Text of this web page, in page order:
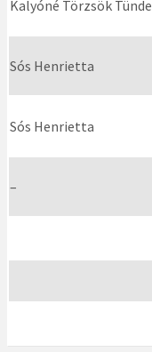
Kalyóné Törzsök Tünde
Sós Henrietta
Sós Henrietta
–